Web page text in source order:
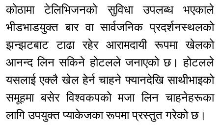
कोठामा टेलिभिजनको सुविधा उपलब्ध भएकाले
भीडभाडयुक्त बार वा सार्वजनिक प्रदर्शनस्थलको
झन्झटबाट टाढा रहेर आरामदायी रूपमा खेलको
आनन्द लिन सकिने होटलले जनाएको छ। होटलले
यसलाई एक्लै खेल हेर्न चाहने फ्यानदेखि साथीभाइको
समूहमा बसेर विश्वकपको मजा लिन चाहनेहरूका
लागि उपयुक्त प्याकेजका रूपमा प्रस्तुत गरेको छ।